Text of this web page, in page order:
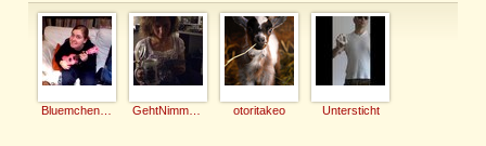
otoritakeo Untersticht